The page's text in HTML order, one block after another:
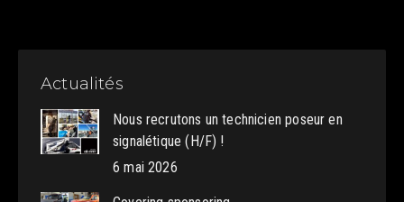
Actualités
Nous recrutons un technicien poseur en
signalétique (H/F) !
6 mai 2026